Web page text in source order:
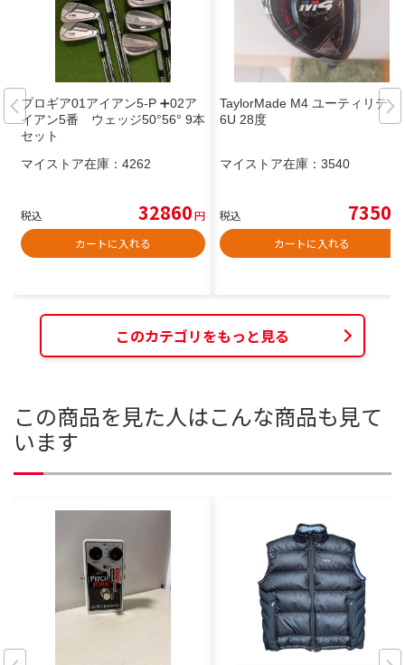
プロギア01アイアン5-P ➕02ア
イアン5番 ウェッジ50°56° 9本
セット
マイストア在庫： 4262
税込 32860円
カートに入れる
TaylorMade M4 ユーティリティ
6U 28度
マイストア在庫： 3540
税込 7350
カートに入れる
このカテゴリをもっと見る
この商品を見た人はこんな商品も見て
います